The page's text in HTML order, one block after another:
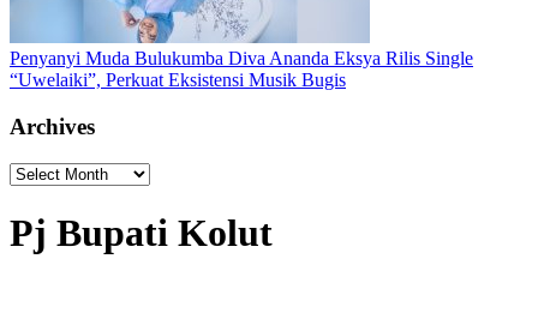
Penyanyi Muda Bulukumba Diva Ananda Eksya Rilis Single
“Uwelaiki”, Perkuat Eksistensi Musik Bugis
Archives
Archives
Pj Bupati Kolut